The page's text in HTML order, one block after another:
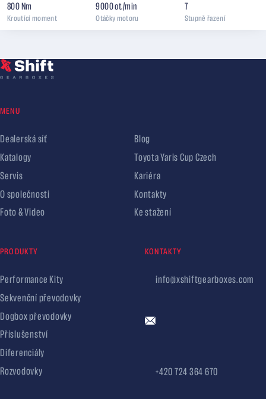
800 Nm
Kroutící moment
9000ot./min
Otáčky motoru
7
Stupně řazení
MENU
Dealerská síť
Katalogy
Servis
O společnosti
Foto & Video
Blog
Toyota Yaris Cup Czech
Kariéra
Kontakty
Ke stažení
PRODUKTY
Performance Kity
Sekvenční převodovky
Dogbox převodovky
Příslušenství
Diferenciály
Rozvodovky
KONTAKTY
info@xshiftgearboxes.com
+420 724 364 670